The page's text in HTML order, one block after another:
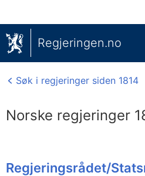
Regjeringen.no
Søk i regjeringer siden 1814
Norske regjeringer
Regjeringsrådet/